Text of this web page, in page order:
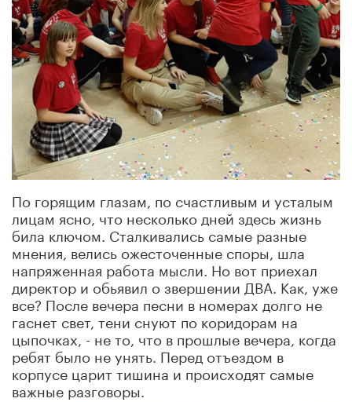
По горящим глазам, по счастливым и усталым
лицам ясно, что несколько дней здесь жизнь
била ключом. Сталкивались самые разные
мнения, велись ожесточенные споры, шла
напряженная работа мысли. Но вот приехал
директор и обьявил о звершении ДВА. Как, уже
все? После вечера песни в номерах долго не
гаснет свет, тени снуют по коридорам на
цыпочках, - не то, что в прошлые вечера, когда
ребят было не унять. Перед отъездом в
корпусе царит тишина и происходят самые
важные разговоры.